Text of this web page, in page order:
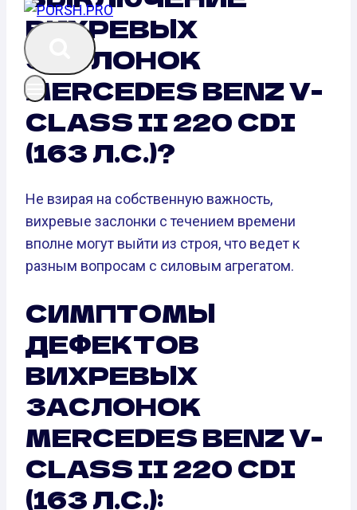
ВИХРЕВЫХ
ЗАСЛОНОК
MERCEDES BENZ V-
CLASS II 220 CDI
(163 Л.С.)?
Не взирая на собственную важность,
вихревые заслонки с течением времени
вполне могут выйти из строя, что ведет к
разным вопросам с силовым агрегатом.
СИМПТОМЫ
ДЕФЕКТОВ
ВИХРЕВЫХ
ЗАСЛОНОК
MERCEDES BENZ V-
CLASS II 220 CDI
(163 Л.С.):